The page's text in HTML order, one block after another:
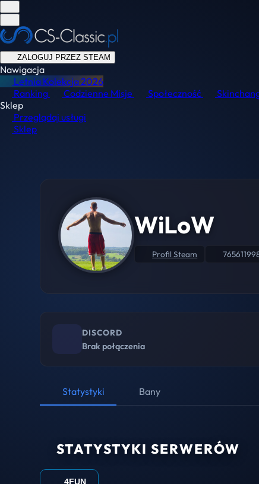
ZALOGUJ PRZEZ STEAM
Nawigacja
Letnia Kolekcja2026
Ranking
Codzienne Misje Społeczność
Sklep
Przeglądaj usługi
Sklep
WiLoW
Profil Steam
DISCORD
Brak połączenia
Statystyki Bany
STATYSTYKI SERWERÓW
4FUN